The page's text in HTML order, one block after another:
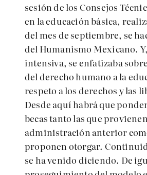
sesión de los Consejos
en la educación básica,
del mes de septiembre, se
del Humanismo Mexicano.
intensiva, se enfatizaba
del derecho humano a la
respeto a los derechos y las
Desde aquí habrá que
becas tanto las que
administración anterior
proponen otorgar.
se ha venido diciendo. De